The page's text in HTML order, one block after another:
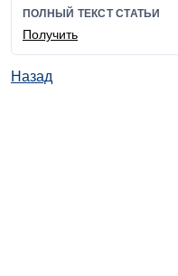
ПОЛНЫЙ ТЕКСТ СТАТЬИ
Получить
Назад